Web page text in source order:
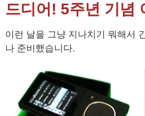
드디어! 5주년 기념
이런 날을 그냥 지나치기 뭐해서
나 준비했습니다.